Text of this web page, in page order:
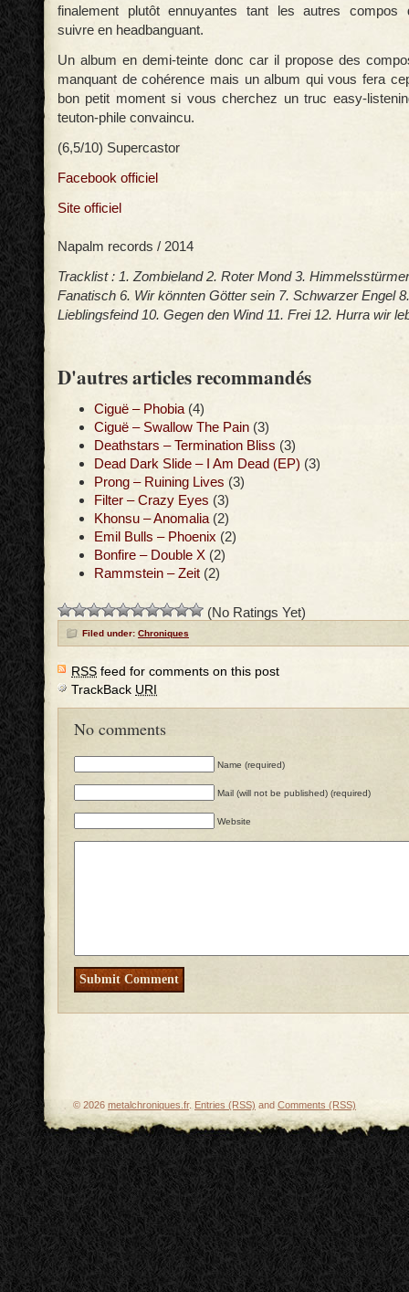
finalement plutôt ennuyantes tant les autres compos
suivre en headbanguant.
Un album en demi-teinte donc car il propose des
manquant de cohérence mais un album qui vous fera
bon petit moment si vous cherchez un truc easy-
teuton-phile convaincu.
(6,5/10) Supercastor
Facebook officiel
Site officiel
Napalm records / 2014
Tracklist : 1. Zombieland 2. Roter Mond 3.
Fanatisch 6. Wir könnten Götter sein 7. Schwarzer Engel
Lieblingsfeind 10. Gegen den Wind 11. Frei 12. Hurra wir
D'autres articles recommandés
Ciguë – Phobia (4)
Ciguë – Swallow The Pain (3)
Deathstars – Termination Bliss (3)
Dead Dark Slide – I Am Dead (EP) (3)
Prong – Ruining Lives (3)
Filter – Crazy Eyes (3)
Khonsu – Anomalia (2)
Emil Bulls – Phoenix (2)
Bonfire – Double X (2)
Rammstein – Zeit (2)
(No Ratings Yet)
Filed under: Chroniques
RSS feed for comments on this post
TrackBack URI
No comments
Name (required)
Mail (will not be published) (required)
Website
© 2026 metalchroniques.fr. Entries (RSS) and Comments (RSS)